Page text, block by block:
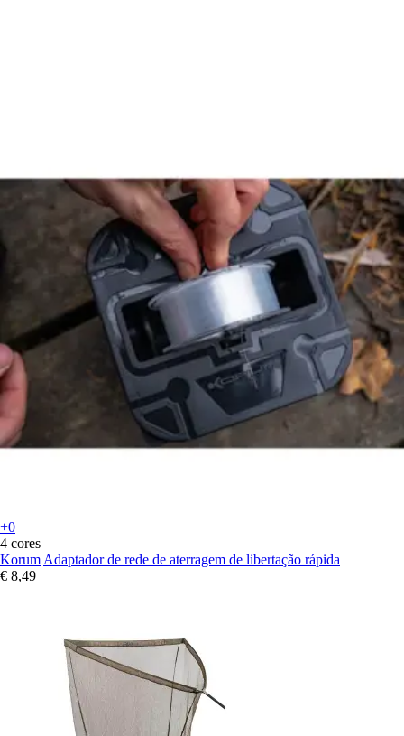
+0
4 cores
Korum Adaptador de rede de aterragem de libertação rápida
€ 8,49